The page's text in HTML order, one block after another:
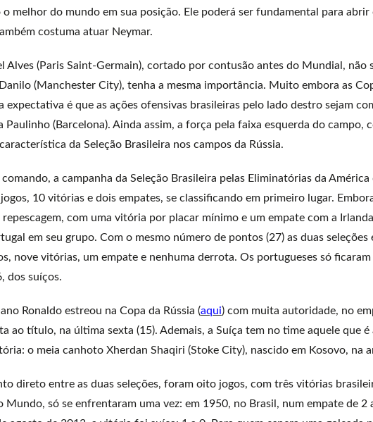
o melhor do mundo em sua posição. Ele poderá ser fundamental para
costuma atuar Neymar.
Alves (Paris Saint-Germain), cortado por contusão antes do Mundial, não
(Manchester City), tenha a mesma importância. Muito embora as
expectativa é que as ações ofensivas brasileiras pelo lado destro sejam
(Barcelona). Ainda assim, a força pela faixa esquerda do campo,
da Seleção Brasileira nos campos da Rússia.
a campanha da Seleção Brasileira pelas Eliminatórias da
10 vitórias e dois empates, se classificando em primeiro lugar.
repescagem, com uma vitória por placar mínimo e um empate com a
em seu grupo. Com o mesmo número de pontos (27) as duas seleções
nove vitórias, um empate e nenhuma derrota. Os portugueses só
dos suíços.
Ronaldo estreou na Copa da Rússia (aqui) com muita autoridade, no
ao título, na última sexta (15). Ademais, a Suíça tem no time aquele que
o meia canhoto Xherdan Shaqiri (Stoke City), nascido em Kosovo, na
direto entre as duas seleções, foram oito jogos, com três vitórias
Mundo, só se enfrentaram uma vez: em 1950, no Brasil, num empate de 2